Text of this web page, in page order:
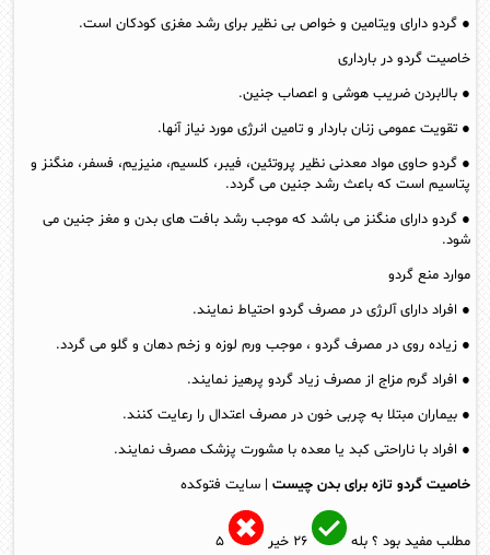
● گردو دارای ویتامین و خواص بی نظیر برای رشد مغزی کودکان است.
خاصیت گردو در بارداری
● بالابردن ضریب هوشی و اعصاب جنین.
● تقویت عمومی زنان باردار و تامین انرژی مورد نیاز آنها.
● گردو حاوی مواد معدنی نظیر پروتئین، فیبر، کلسیم، منیزیم، فسفر، منگنز و
پتاسیم است که باعث رشد جنین می گردد.
● گردو دارای منگنز می باشد که موجب رشد بافت های بدن و مغز جنین می
شود.
موارد منع گردو
● افراد دارای آلرژی در مصرف گردو احتیاط نمایند.
● زیاده روی در مصرف گردو ، موجب ورم لوزه و زخم دهان و گلو می گردد.
● افراد گرم مزاج از مصرف زیاد گردو پرهیز نمایند.
● بیماران مبتلا به چربی خون در مصرف اعتدال را رعایت کنند.
● افراد با ناراحتی کبد یا معده با مشورت پزشک مصرف نمایند.
خاصیت گردو تازه برای بدن چیست| سایت فتوکده
مطلب مفید بود ؟ بله ۲۶ خیر ۵